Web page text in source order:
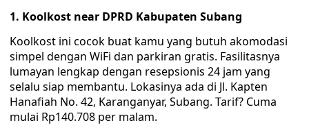
1. Koolkost near DPRD Kabupaten Subang
Koolkost ini cocok buat kamu yang butuh akomodasi
simpel dengan WiFi dan parkiran gratis. Fasilitasnya
lumayan lengkap dengan resepsionis 24 jam yang
selalu siap membantu. Lokasinya ada di Jl. Kapten
Hanafiah No. 42, Karanganyar, Subang. Tarif? Cuma
mulai Rp140.708 per malam.